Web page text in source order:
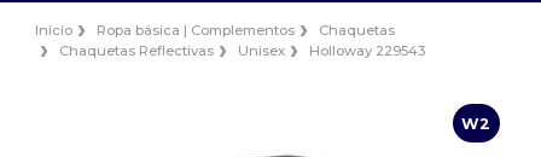
Inicio Ropa básica | Complementos
Chaquetas
Chaquetas Reflectivas
Unisex Holloway 229543
W2